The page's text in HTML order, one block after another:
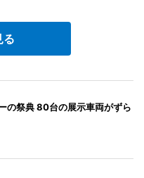
る
の祭典 80台の展示車両がずら